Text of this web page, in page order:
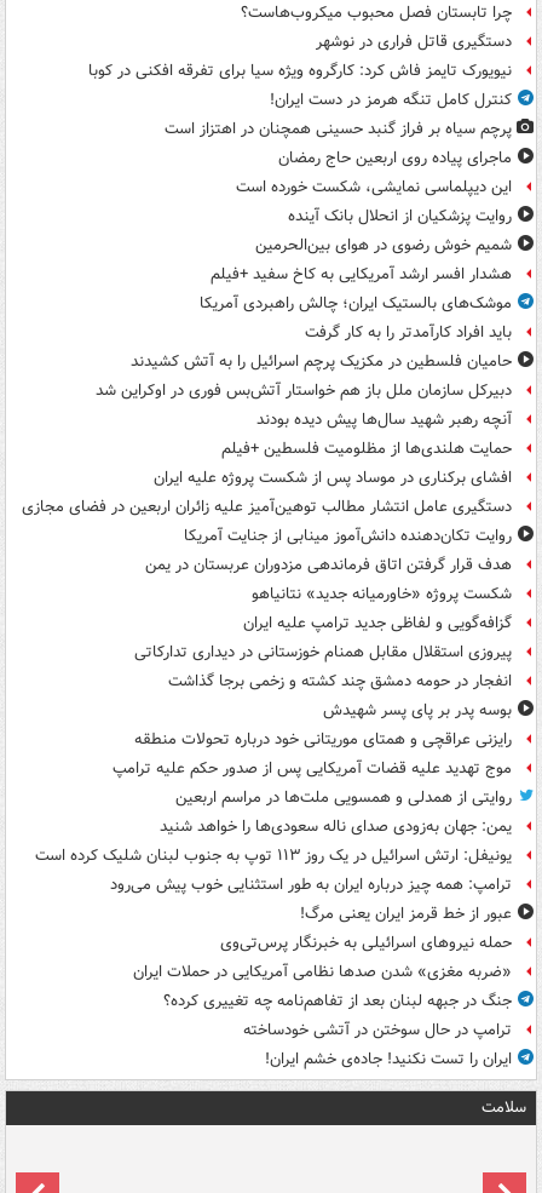
چرا تابستان فصل محبوب میکروب‌هاست؟
دستگیری قاتل فراری در نوشهر
نیویورک تایمز فاش کرد: کارگروه ویژه سیا برای تفرقه افکنی در کوبا
کنترل کامل تنگه هرمز در دست ایران!
پرچم سیاه بر فراز گنبد حسینی همچنان در اهتزاز است
ماجرای پیاده روی اربعین حاج رمضان
این دیپلماسی نمایشی، شکست خورده است
روایت پزشکیان از انحلال بانک آینده
شمیم خوش رضوی در هوای بین‌الحرمین
هشدار افسر ارشد آمریکایی به کاخ سفید +فیلم
موشک‌های بالستیک ایران؛ چالش راهبردی آمریکا
باید افراد کارآمدتر را به کار گرفت
حامیان فلسطین در مکزیک پرچم اسرائیل را به آتش کشیدند
دبیرکل سازمان ملل باز هم خواستار آتش‌بس فوری در اوکراین شد
آنچه رهبر شهید سال‌ها پیش دیده بودند
حمایت هلندی‌ها از مظلومیت فلسطین +فیلم
افشای برکناری در موساد پس از شکست پروژه علیه ایران
دستگیری عامل انتشار مطالب توهین‌آمیز علیه زائران اربعین در فضای مجازی
روایت تکان‌دهنده دانش‌آموز مینابی از جنایت آمریکا
هدف قرار گرفتن اتاق‌ فرماندهی مزدوران عربستان در یمن
شکست پروژه «خاورمیانه جدید» نتانیاهو
گزافه‌گویی و لفاظی جدید ترامپ علیه ایران
پیروزی استقلال مقابل همنام خوزستانی در دیداری تدارکاتی
انفجار در حومه دمشق چند کشته و زخمی برجا گذاشت
بوسه‌ پدر بر پای پسر شهیدش
رایزنی عراقچی و همتای موریتانی خود درباره تحولات منطقه
موج تهدید علیه قضات آمریکایی پس از صدور حکم علیه ترامپ
روایتی از همدلی و همسویی ملت‌ها در مراسم اربعین
یمن: جهان به‌زودی صدای ناله سعودی‌ها را خواهد شنید
یونیفل: ارتش اسرائیل در یک روز ۱۱۳ توپ به جنوب لبنان شلیک کرده است
ترامپ: همه چیز درباره ایران به طور استثنایی خوب پیش می‌رود
عبور از خط قرمز ایران یعنی مرگ!
حمله نیروهای اسرائیلی به خبرنگار پرس‌تی‌وی
«ضربه مغزی» شدن صدها نظامی آمریکایی در حملات ایران
جنگ در جبهه لبنان بعد از تفاهم‌نامه چه تغییری کرده؟
ترامپ در حال سوختن در آتشی خودساخته
ایران را تست نکنید! جاده‌ی خشم ایران!
سلامت